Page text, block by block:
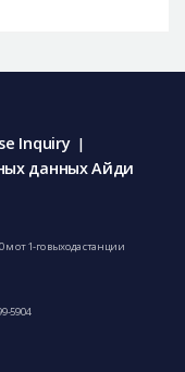
Inquiry |
данных Айди
от 1-го выхода станции
5904